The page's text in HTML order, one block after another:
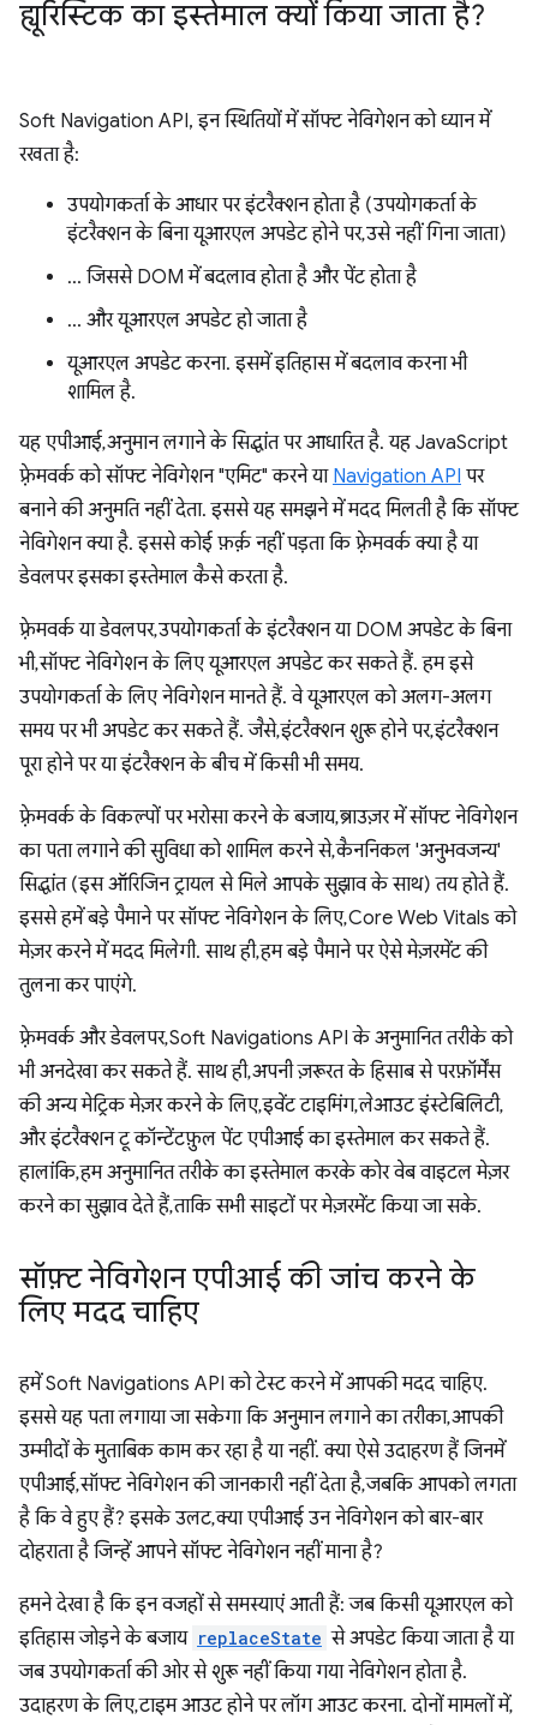
ह्यूरिस्टिक का इस्तेमाल क्यों किया जाता है?
Soft Navigation API, इन स्थितियों में सॉफ्ट नेविगेशन को ध्यान में
रखता है:
उपयोगकर्ता के आधार पर इंटरैक्शन होता है (उपयोगकर्ता के
इंटरैक्शन के बिना यूआरएल अपडेट होने पर, उसे नहीं गिना जाता)
… जिससे DOM में बदलाव होता है और पेंट होता है
… और यूआरएल अपडेट हो जाता है
यूआरएल अपडेट करना. इसमें इतिहास में बदलाव करना भी
शामिल है.
यह एपीआई, अनुमान लगाने के सिद्धांत पर आधारित है. यह JavaScript
फ़्रेमवर्क को सॉफ्ट नेविगेशन "एमिट" करने या Navigation API पर
बनाने की अनुमति नहीं देता. इससे यह समझने में मदद मिलती है कि सॉफ्ट
नेविगेशन क्या है. इससे कोई फ़र्क़ नहीं पड़ता कि फ़्रेमवर्क क्या है या
डेवलपर इसका इस्तेमाल कैसे करता है.
फ़्रेमवर्क या डेवलपर, उपयोगकर्ता के इंटरैक्शन या DOM अपडेट के बिना
भी, सॉफ्ट नेविगेशन के लिए यूआरएल अपडेट कर सकते हैं. हम इसे
उपयोगकर्ता के लिए नेविगेशन मानते हैं. वे यूआरएल को अलग-अलग
समय पर भी अपडेट कर सकते हैं. जैसे, इंटरैक्शन शुरू होने पर, इंटरैक्शन
पूरा होने पर या इंटरैक्शन के बीच में किसी भी समय.
फ़्रेमवर्क के विकल्पों पर भरोसा करने के बजाय, ब्राउज़र में सॉफ्ट नेविगेशन
का पता लगाने की सुविधा को शामिल करने से, कैननिकल 'अनुभवजन्य'
सिद्धांत (इस ऑरिजिन ट्रायल से मिले आपके सुझाव के साथ) तय होते हैं.
इससे हमें बड़े पैमाने पर सॉफ्ट नेविगेशन के लिए, Core Web Vitals को
मेज़र करने में मदद मिलेगी. साथ ही, हम बड़े पैमाने पर ऐसे मेज़रमेंट की
तुलना कर पाएंगे.
फ़्रेमवर्क और डेवलपर, Soft Navigations API के अनुमानित तरीके को
भी अनदेखा कर सकते हैं. साथ ही, अपनी ज़रूरत के हिसाब से परफ़ॉर्मेंस
की अन्य मेट्रिक मेज़र करने के लिए, इवेंट टाइमिंग, लेआउट इंस्टेबिलिटी,
और इंटरैक्शन टू कॉन्टेंटफ़ुल पेंट एपीआई का इस्तेमाल कर सकते हैं.
हालांकि, हम अनुमानित तरीके का इस्तेमाल करके कोर वेब वाइटल मेज़र
करने का सुझाव देते हैं, ताकि सभी साइटों पर मेज़रमेंट किया जा सके.
सॉफ़्ट नेविगेशन एपीआई की जांच करने के
लिए मदद चाहिए
हमें Soft Navigations API को टेस्ट करने में आपकी मदद चाहिए.
इससे यह पता लगाया जा सकेगा कि अनुमान लगाने का तरीका, आपकी
उम्मीदों के मुताबिक काम कर रहा है या नहीं. क्या ऐसे उदाहरण हैं जिनमें
एपीआई, सॉफ्ट नेविगेशन की जानकारी नहीं देता है, जबकि आपको लगता
है कि वे हुए हैं? इसके उलट, क्या एपीआई उन नेविगेशन को बार-बार
दोहराता है जिन्हें आपने सॉफ्ट नेविगेशन नहीं माना है?
हमने देखा है कि इन वजहों से समस्याएं आती हैं: जब किसी यूआरएल को
इतिहास जोड़ने के बजाय replaceState से अपडेट किया जाता है या
जब उपयोगकर्ता की ओर से शुरू नहीं किया गया नेविगेशन होता है.
उदाहरण के लिए, टाइम आउट होने पर लॉग आउट करना. दोनों मामलों में,